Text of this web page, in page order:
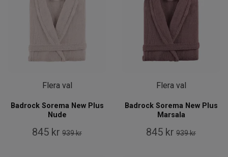
Flera val
Badrock Sorema New Plus
Nude
845 kr 939 kr
Flera val
Badrock Sorema New Plus
Marsala
845 kr 939 kr